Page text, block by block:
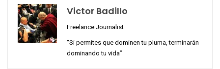
Victor Badillo
Freelance Journalist
“Si permites que dominen tu pluma, terminarán
dominando tu vida”